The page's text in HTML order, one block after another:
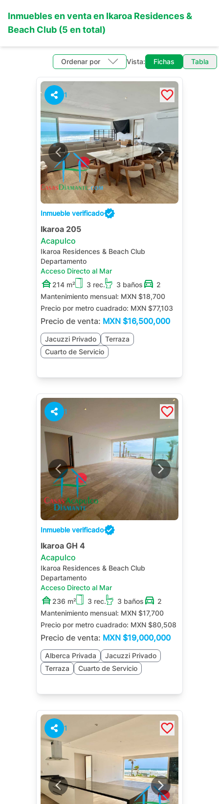
Inmuebles enventaen Ikaroa Residences &
Beach Club (5 en total)
Ordenar por Vista: Fichas Tabla
1
Inmueble verificado
Ikaroa 205
Acapulco
Ikaroa Residences & Beach Club
Departamento
Acceso Directo al Mar
214 m²
3 rec. 3 baños
2
Mantenimiento mensual: MXN $18,700
Precio por metro cuadrado: MXN $77,103
Precio de venta: MXN $16,500,000
Jacuzzi Privado
Terraza
Cuarto de Servicio
1
Inmueble verificado
Ikaroa GH 4
Acapulco
Ikaroa Residences & Beach Club
Departamento
Acceso Directo al Mar
236 m²
3 rec. 3 baños
2
Mantenimiento mensual: MXN $17,700
Precio por metro cuadrado: MXN $80,508
Precio de venta: MXN $19,000,000
Alberca Privada
Jacuzzi Privado
Terraza
Cuarto de Servicio
1